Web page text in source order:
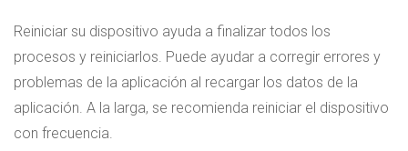
Reiniciar su dispositivo ayuda a finalizar todos los
procesos y reiniciarlos. Puede ayudar a corregir errores y
problemas de la aplicación al recargar los datos de la
aplicación. A la larga, se recomienda reiniciar el dispositivo
con frecuencia.